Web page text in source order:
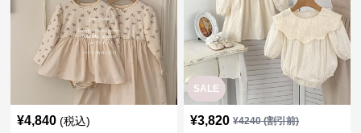
¥4,840 (税込)
SALE
¥3,820 ¥4240(割引前)